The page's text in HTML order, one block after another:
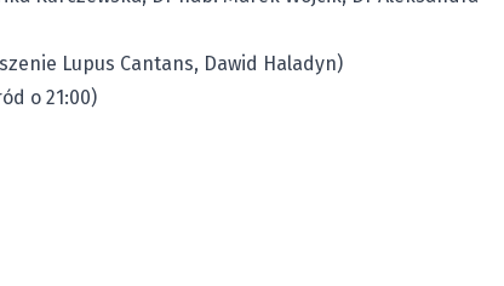
Lupus Cantans, Dawid Haladyn)
o 21:00)